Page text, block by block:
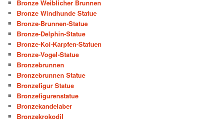
Bronze Weiblicher Brunnen
Bronze Windhunde Statue
Bronze-Brunnen-Statue
Bronze-Delphin-Statue
Bronze-Koi-Karpfen-Statuen
Bronze-Vogel-Statue
Bronzebrunnen
Bronzebrunnen Statue
Bronzefigur Statue
Bronzefigurenstatue
Bronzekandelaber
Bronzekrokodil